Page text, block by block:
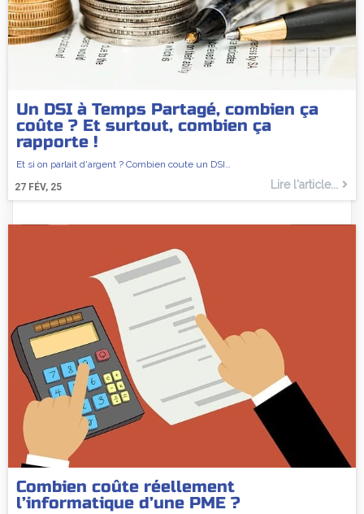
Un DSI à Temps Partagé, combien ça
coûte ? Et surtout, combien ça
rapporte !
27 FÉV, 25
Et si on parlait d'argent ? Combien coute un DSI…
Lire l'article...
Combien coûte réellement
l’informatique d’une PME ?